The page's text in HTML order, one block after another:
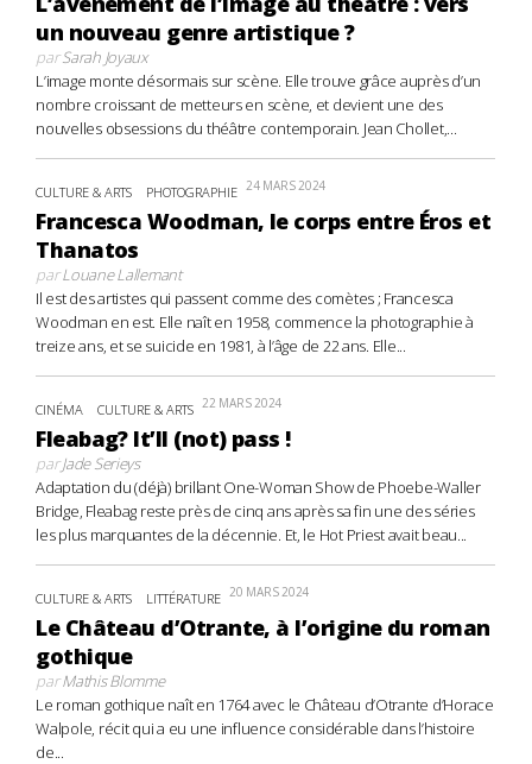
un nouveau genre artistique ?
parSarah Joyaux
L’image monte désormais sur scène. Elle trouve grâce auprès d’un
nombre croissant de metteurs en scène, et devient une des
nouvelles obsessions du théâtre contemporain. Jean Chollet,...
CULTURE & ARTS PHOTOGRAPHIE 24 MARS 2024
Francesca Woodman, le corps entre Éros et
Thanatos
parLouane Lallemant
Il est des artistes qui passent comme des comètes ; Francesca
Woodman en est. Elle naît en 1958, commence la photographie à
treize ans, et se suicide en 1981, à l’âge de 22 ans. Elle...
CINÉMA CULTURE & ARTS 22 MARS 2024
Fleabag? It’ll (not) pass !
parJade Serieys
Adaptation du (déjà) brillant One-Woman Show de Phoebe-Waller
Bridge, Fleabag reste près de cinq ans après sa fin une des séries
les plus marquantes de la décennie. Et, le Hot Priest avait beau...
CULTURE & ARTS LITTÉRATURE 20 MARS 2024
Le Château d’Otrante, à l’origine du roman
gothique
parMathis Blomme
Le roman gothique naît en 1764 avec le Château d’Otrante d’Horace
Walpole, récit qui a eu une influence considérable dans l’histoire
de...